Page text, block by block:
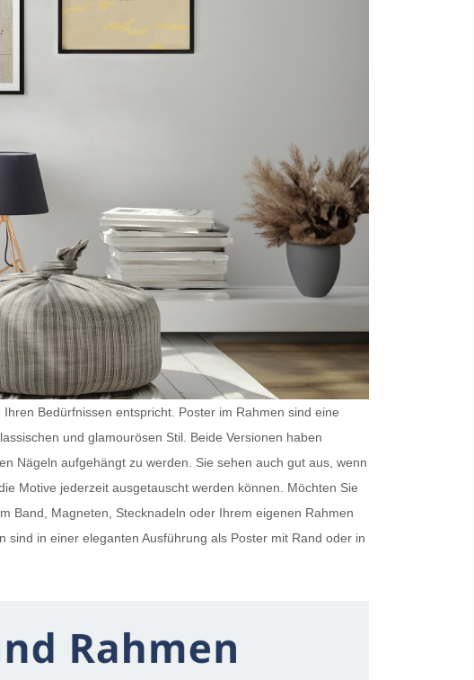
Bedürfnissen entspricht. Poster im Rahmen sind eine
und glamourösen Stil. Beide Versionen haben
Nägeln aufgehängt zu werden. Sie sehen auch gut aus, wenn
Motive jederzeit ausgetauscht werden können. Möchten Sie
Band, Magneten, Stecknadeln oder Ihrem eigenen Rahmen
sind in einer eleganten Ausführung als Poster mit Rand oder in